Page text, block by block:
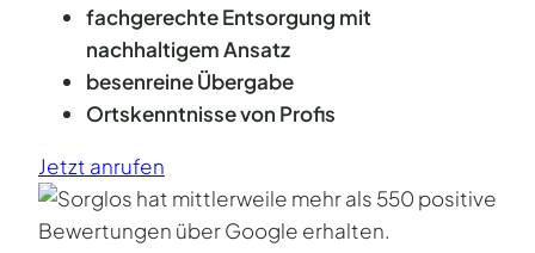
fachgerechte Entsorgung mit
nachhaltigem Ansatz
besenreine Übergabe
Ortskenntnisse von Profis
Jetzt anrufen